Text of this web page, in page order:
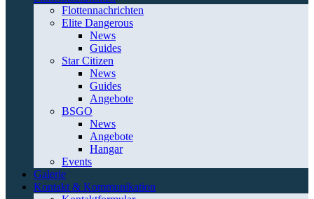
Flottennachrichten
Elite Dangerous
News
Guides
Star Citizen
News
Guides
Angebote
BSGO
News
Angebote
Hangar
Events
Galerie
Kontakt & Kommunikation